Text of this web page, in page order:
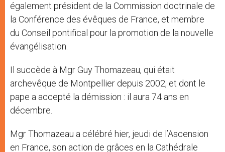
également président de la Commission doctrinale de
la Conférence des évêques de France, et membre
du Conseil pontifical pour la promotion de la nouvelle
évangélisation.
Il succède à Mgr Guy Thomazeau, qui était
archevêque de Montpellier depuis 2002, et dont le
pape a accepté la démission : il aura 74 ans en
décembre.
Mgr Thomazeau a célébré hier, jeudi de l’Ascension
en France, son action de grâces en la Cathédrale